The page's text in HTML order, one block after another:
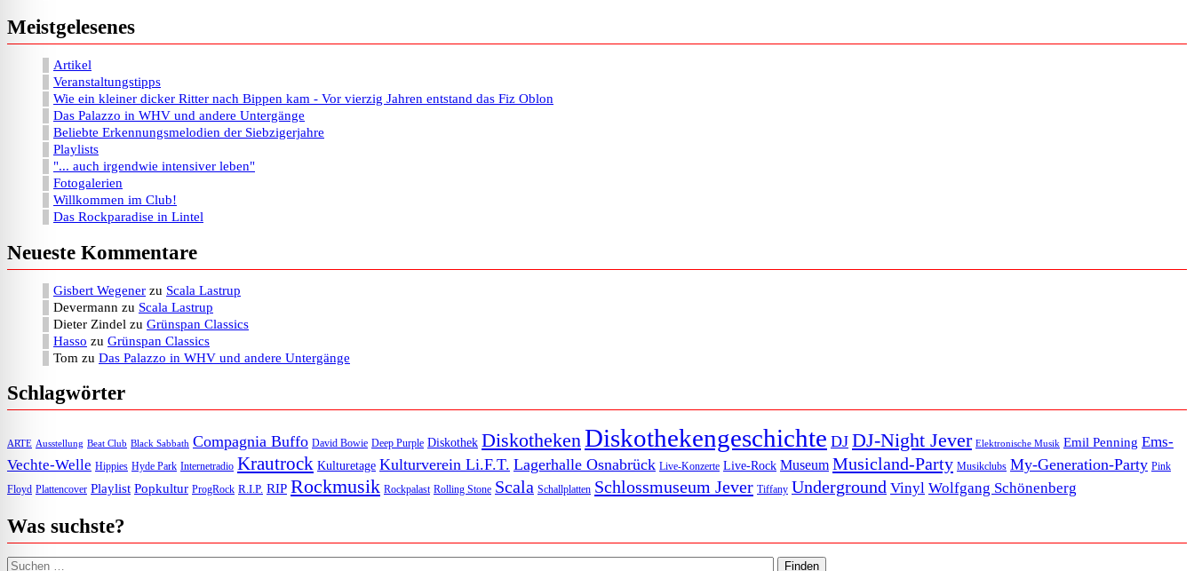
Meistgelesenes
Artikel
Veranstaltungstipps
Wie ein kleiner dicker Ritter nach Bippen kam - Vor vierzig Jahren entstand das Fiz Oblon
Das Palazzo in WHV und andere Untergänge
Beliebte Erkennungsmelodien der Siebzigerjahre
Playlists
"... auch irgendwie intensiver leben"
Fotogalerien
Willkommen im Club!
Das Rockparadise in Lintel
Neueste Kommentare
Gisbert Wegener zu Scala Lastrup
Devermann zu Scala Lastrup
Dieter Zindel zu Grünspan Classics
Hasso zu Grünspan Classics
Tom zu Das Palazzo in WHV und andere Untergänge
Schlagwörter
ARTE Ausstellung Beat Club Black Sabbath Compagnia Buffo David Bowie Deep Purple Diskothek DiskothekenDiskothekengeschichte DJ DJ-Night Jever Elektronische Musik Emil Penning Ems-
Vechte-Welle Hippies Hyde Park Internetradio Krautrock Kulturetage Kulturverein Li.F.T. Lagerhalle Osnabrück Live-Konzerte Live-Rock Museum Musicland-Party Musikclubs My-Generation-Party Pink
Floyd Plattencover Playlist Popkultur ProgRock R.I.P. RIP Rockmusik Rockpalast Rolling Stone Scala Schallplatten Schlossmuseum Jever Tiffany Underground Vinyl Wolfgang Schönenberg
Was suchste?
Suchen nach: